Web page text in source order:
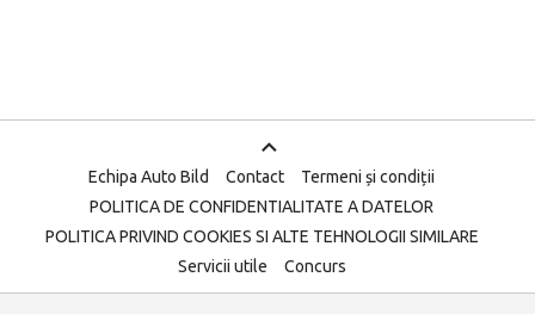
Echipa Auto Bild Contact
Termeni și condiții
POLITICA DE CONFIDENTIALITATE A DATELOR
POLITICA PRIVIND COOKIES SI ALTE TEHNOLOGII SIMILARE
Servicii utile
Concurs